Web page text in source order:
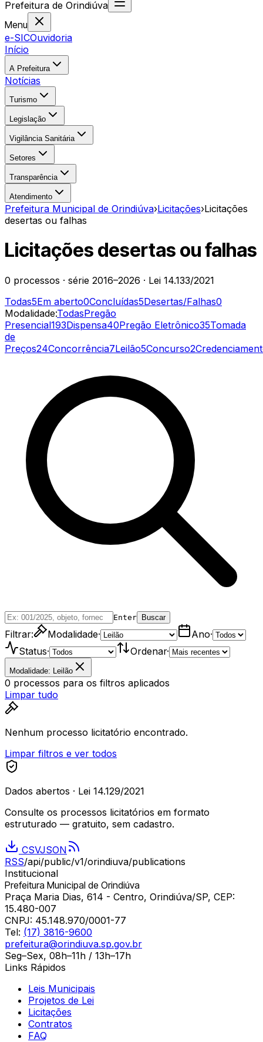
Prefeitura de Orindiúva
Menu
e-SICOuvidoria
Início
A Prefeitura
Notícias
Turismo
Legislação
Vigilância Sanitária
Setores
Transparência
Atendimento
Prefeitura Municipal de Orindiúva›Licitações›Licitações
desertas ou falhas
Licitações desertas ou falhas
0 processos · série 2016–2026 · Lei 14.133/2021
Todas5Em aberto0Concluídas5Desertas/Falhas0
Modalidade:TodasPregão
Presencial193Dispensa40Pregão Eletrônico35Tomada
de
Preços24Concorrência7Leilão5Concurso2
Enter Buscar
Filtrar: Modalidade· Ano·
Status· Ordenar·
Modalidade: Leilão
0 processos para os filtros aplicados
Limpar tudo
Nenhum processo licitatório encontrado.
Limpar filtros e ver todos
Dados abertos · Lei 14.129/2021
Consulte os processos licitatórios em formato
estruturado — gratuito, sem cadastro.
CSVJSON
RSS/api/public/v1/orindiuva/publications
Institucional
Prefeitura Municipal de Orindiúva
Praça Maria Dias, 614 - Centro, Orindiúva/SP, CEP:
15.480-007
CNPJ: 45.148.970/0001-77
Tel: (17) 3816-9600
prefeitura@orindiuva.sp.gov.br
Seg–Sex, 08h–11h / 13h–17h
Links Rápidos
Leis Municipais
Projetos de Lei
Licitações
Contratos
FAQ